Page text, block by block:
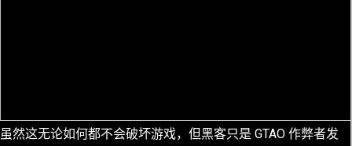
虽然这无论如何都不会破坏游戏，但黑客只是 GTAO 作弊者发